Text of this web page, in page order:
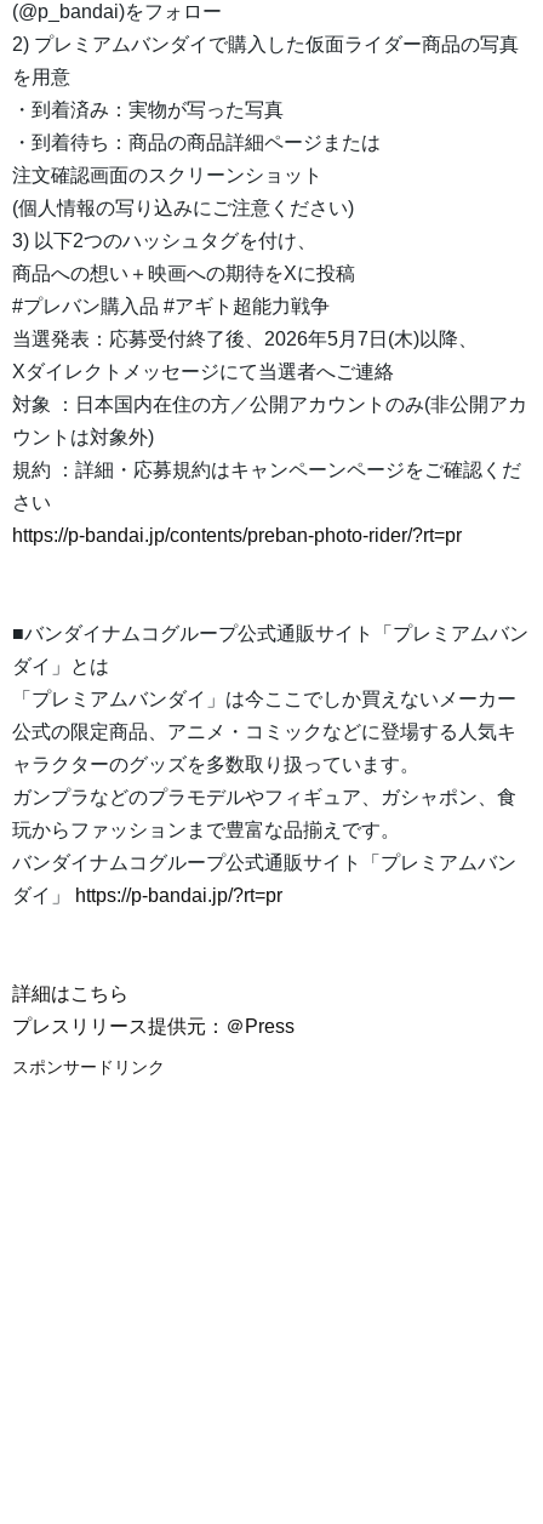
(@p_bandai)をフォロー
2) プレミアムバンダイで購入した仮面ライダー商品の写真
を用意
・到着済み：実物が写った写真
・到着待ち：商品の商品詳細ページまたは
注文確認画面のスクリーンショット
(個人情報の写り込みにご注意ください)
3) 以下2つのハッシュタグを付け、
商品への想い＋映画への期待をXに投稿
#プレバン購入品 #アギト超能力戦争
当選発表：応募受付終了後、2026年5月7日(木)以降、
Xダイレクトメッセージにて当選者へご連絡
対象 ：日本国内在住の方／公開アカウントのみ(非公開アカ
ウントは対象外)
規約 ：詳細・応募規約はキャンペーンページをご確認くだ
さい
https://p-bandai.jp/contents/preban-photo-rider/?rt=pr
■バンダイナムコグループ公式通販サイト「プレミアムバン
ダイ」とは
「プレミアムバンダイ」は今ここでしか買えないメーカー
公式の限定商品、アニメ・コミックなどに登場する人気キ
ャラクターのグッズを多数取り扱っています。
ガンプラなどのプラモデルやフィギュア、ガシャポン、食
玩からファッションまで豊富な品揃えです。
バンダイナムコグループ公式通販サイト「プレミアムバン
ダイ」
https://p-bandai.jp/?rt=pr
詳細はこちら
プレスリリース提供元：＠Press
スポンサードリンク